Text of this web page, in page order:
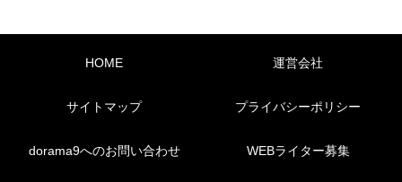
HOME 運営会社
サイトマップ プライバシーポリシー
dorama9へのお問い合わせ WEBライター募集